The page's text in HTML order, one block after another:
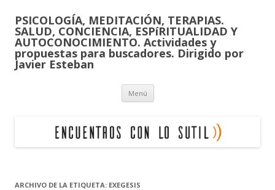
PSICOLOGÍA, MEDITACIÓN, TERAPIAS.
SALUD, CONCIENCIA, ESPíRITUALIDAD Y
AUTOCONOCIMIENTO. Actividades y
propuestas para buscadores. Dirigido por
Javier Esteban
Menú Saltar
contenido
ARCHIVO DE LA ETIQUETA: EXEGESIS